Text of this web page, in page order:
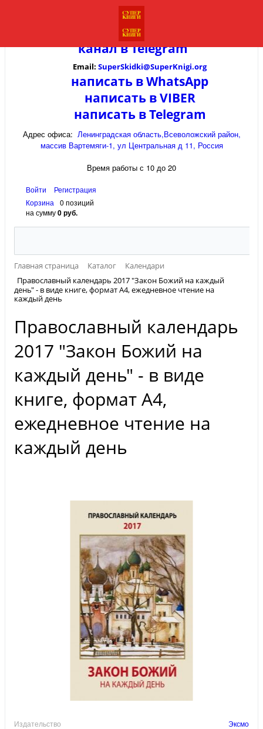
канал вTelegram
Email: SuperSkidki@SuperKnigi.org
написать в WhatsApp
написать в VIBER
написать в Telegram
Адрес офиса: Ленинградская область,Всеволожский район,
массив Вартемяги-1, ул Центральная д 11, Россия
Время работы с 10 до 20
Войти
Регистрация
Корзина
0 позиций
на сумму0 руб.
Главная страница Каталог
Календари
Православный календарь 2017 "Закон Божий на каждый
день" - в виде книге, формат А4, ежедневное чтение на
каждый день
Православный календарь
2017 "Закон Божий на
каждый день" - в виде
книге, формат А4,
ежедневное чтение на
каждый день
Издательство
Эксмо